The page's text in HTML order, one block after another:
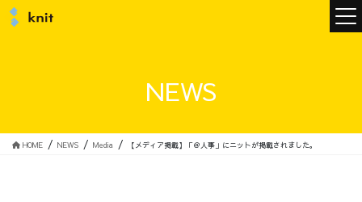
NEWS
HOME NEWS Media 【メディア掲載】「＠人事」にニットが掲載されました。